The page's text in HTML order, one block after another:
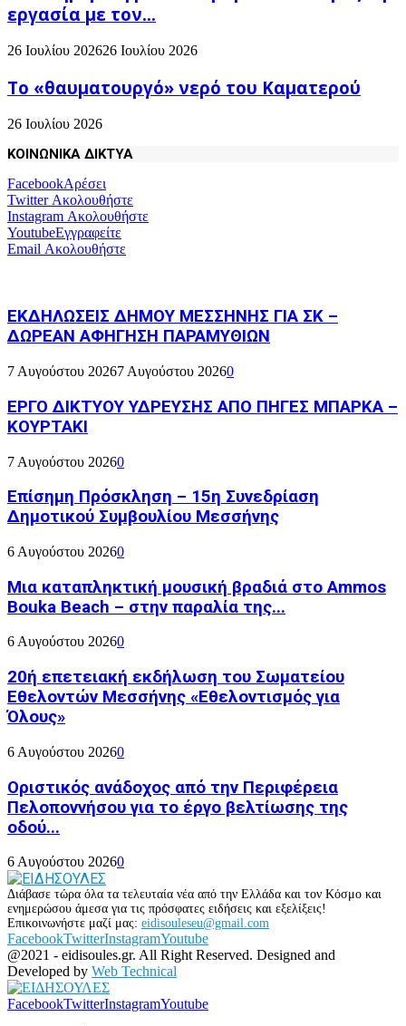
εργασία με τον...
26 Ιουλίου 202626 Ιουλίου 2026
Το «θαυματουργό» νερό του Καματερού
26 Ιουλίου 2026
ΚΟΙΝΩΝΙΚΑ ΔΙΚΤΥΑ
FacebookΑρέσει
TwitterΑκολουθήστε
Instagram Ακολουθήστε
YoutubeΕγγραφείτε
Email Ακολουθήστε
ΕΚΔΗΛΩΣΕΙΣ ΔΗΜΟΥ ΜΕΣΣΗΝΗΣ ΓΙΑ ΣΚ –
ΔΩΡΕΑΝ ΑΦΗΓΗΣΗ ΠΑΡΑΜΥΘΙΩΝ
7 Αυγούστου 20267 Αυγούστου 20260
ΕΡΓΟ ΔΙΚΤΥΟΥ ΥΔΡΕΥΣΗΣ ΑΠΟ ΠΗΓΕΣ ΜΠΑΡΚΑ –
ΚΟΥΡΤΑΚΙ
7 Αυγούστου 20260
Επίσημη Πρόσκληση – 15η Συνεδρίαση
Δημοτικού Συμβουλίου Μεσσήνης
6 Αυγούστου 20260
Μια καταπληκτική μουσική βραδιά στο Ammos
Bouka Beach – στην παραλία της...
6 Αυγούστου 20260
20ή επετειακή εκδήλωση του Σωματείου
Εθελοντών Μεσσήνης «Εθελοντισμός για
Όλους»
6 Αυγούστου 20260
Οριστικός ανάδοχος από την Περιφέρεια
Πελοποννήσου για το έργο βελτίωσης της
οδού...
6 Αυγούστου 20260
Διάβασε τώρα όλα τα τελευταία νέα από την Ελλάδα και τον Κόσμο και
ενημερώσου άμεσα για τις πρόσφατες ειδήσεις και εξελίξεις!
Επικοινωνήστε μαζί μας: eidisouleseu@gmail.com
FacebookTwitterInstagramYoutube
@2021 - eidisoules.gr. All Right Reserved. Designed and
Developed by Web Technical
FacebookTwitterInstagramYoutube